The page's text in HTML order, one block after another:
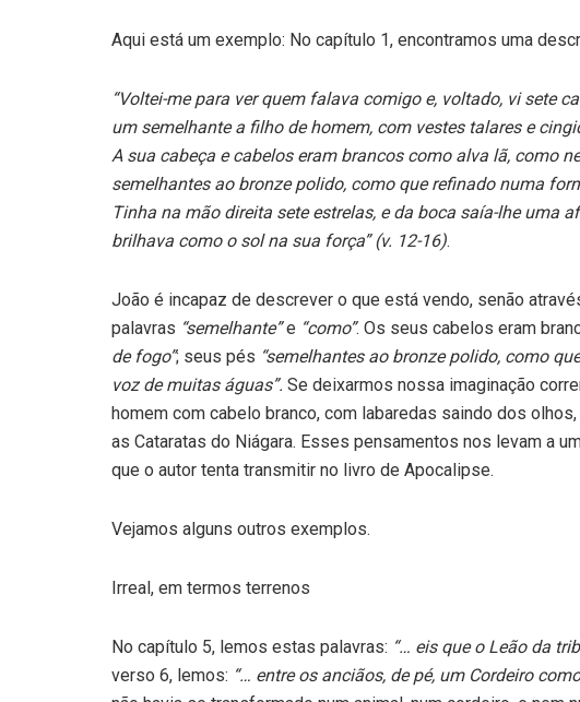
Aqui está um exemplo: No capítulo 1, encontramos uma
“Voltei-me para ver quem falava comigo e, voltado, vi sete
um semelhante a filho de homem, com vestes talares e
A sua cabeça e cabelos eram brancos como alva lã, como
semelhantes ao bronze polido, como que refinado numa
Tinha na mão direita sete estrelas, e da boca saía-lhe uma
brilhava como o sol na sua força” (v. 12-16).
João é incapaz de descrever o que está vendo, senão
palavras “semelhante”e “como”. Os seus cabelos eram
de fogo”; seus pés “semelhantes ao bronze polido, como
voz de muitas águas”. Se deixarmos nossa imaginação
homem com cabelo branco, com labaredas saindo dos
as Cataratas do Niágara. Esses pensamentos nos levam a
que o autor tenta transmitir no livro de Apocalipse.
Vejamos alguns outros exemplos.
Irreal, em termos terrenos
No capítulo 5, lemos estas palavras: “… eis que o Leão da
verso 6, lemos: “… entre os anciãos, de pé, um Cordeiro